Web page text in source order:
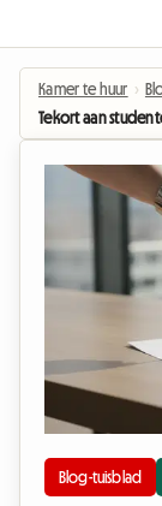
Kamer te huur ›
Tekort aan
Blog-tuisblad